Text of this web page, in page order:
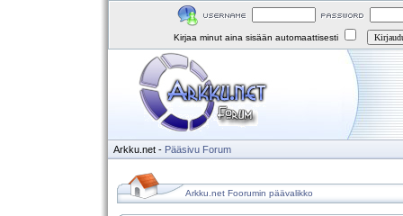
Kirjaa minut aina sisään automaattisesti
Arkku.net - Pääsivu Forum
Arkku.net Foorumin päävalikko